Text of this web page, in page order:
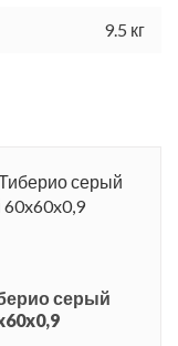
9.5 кг
серый